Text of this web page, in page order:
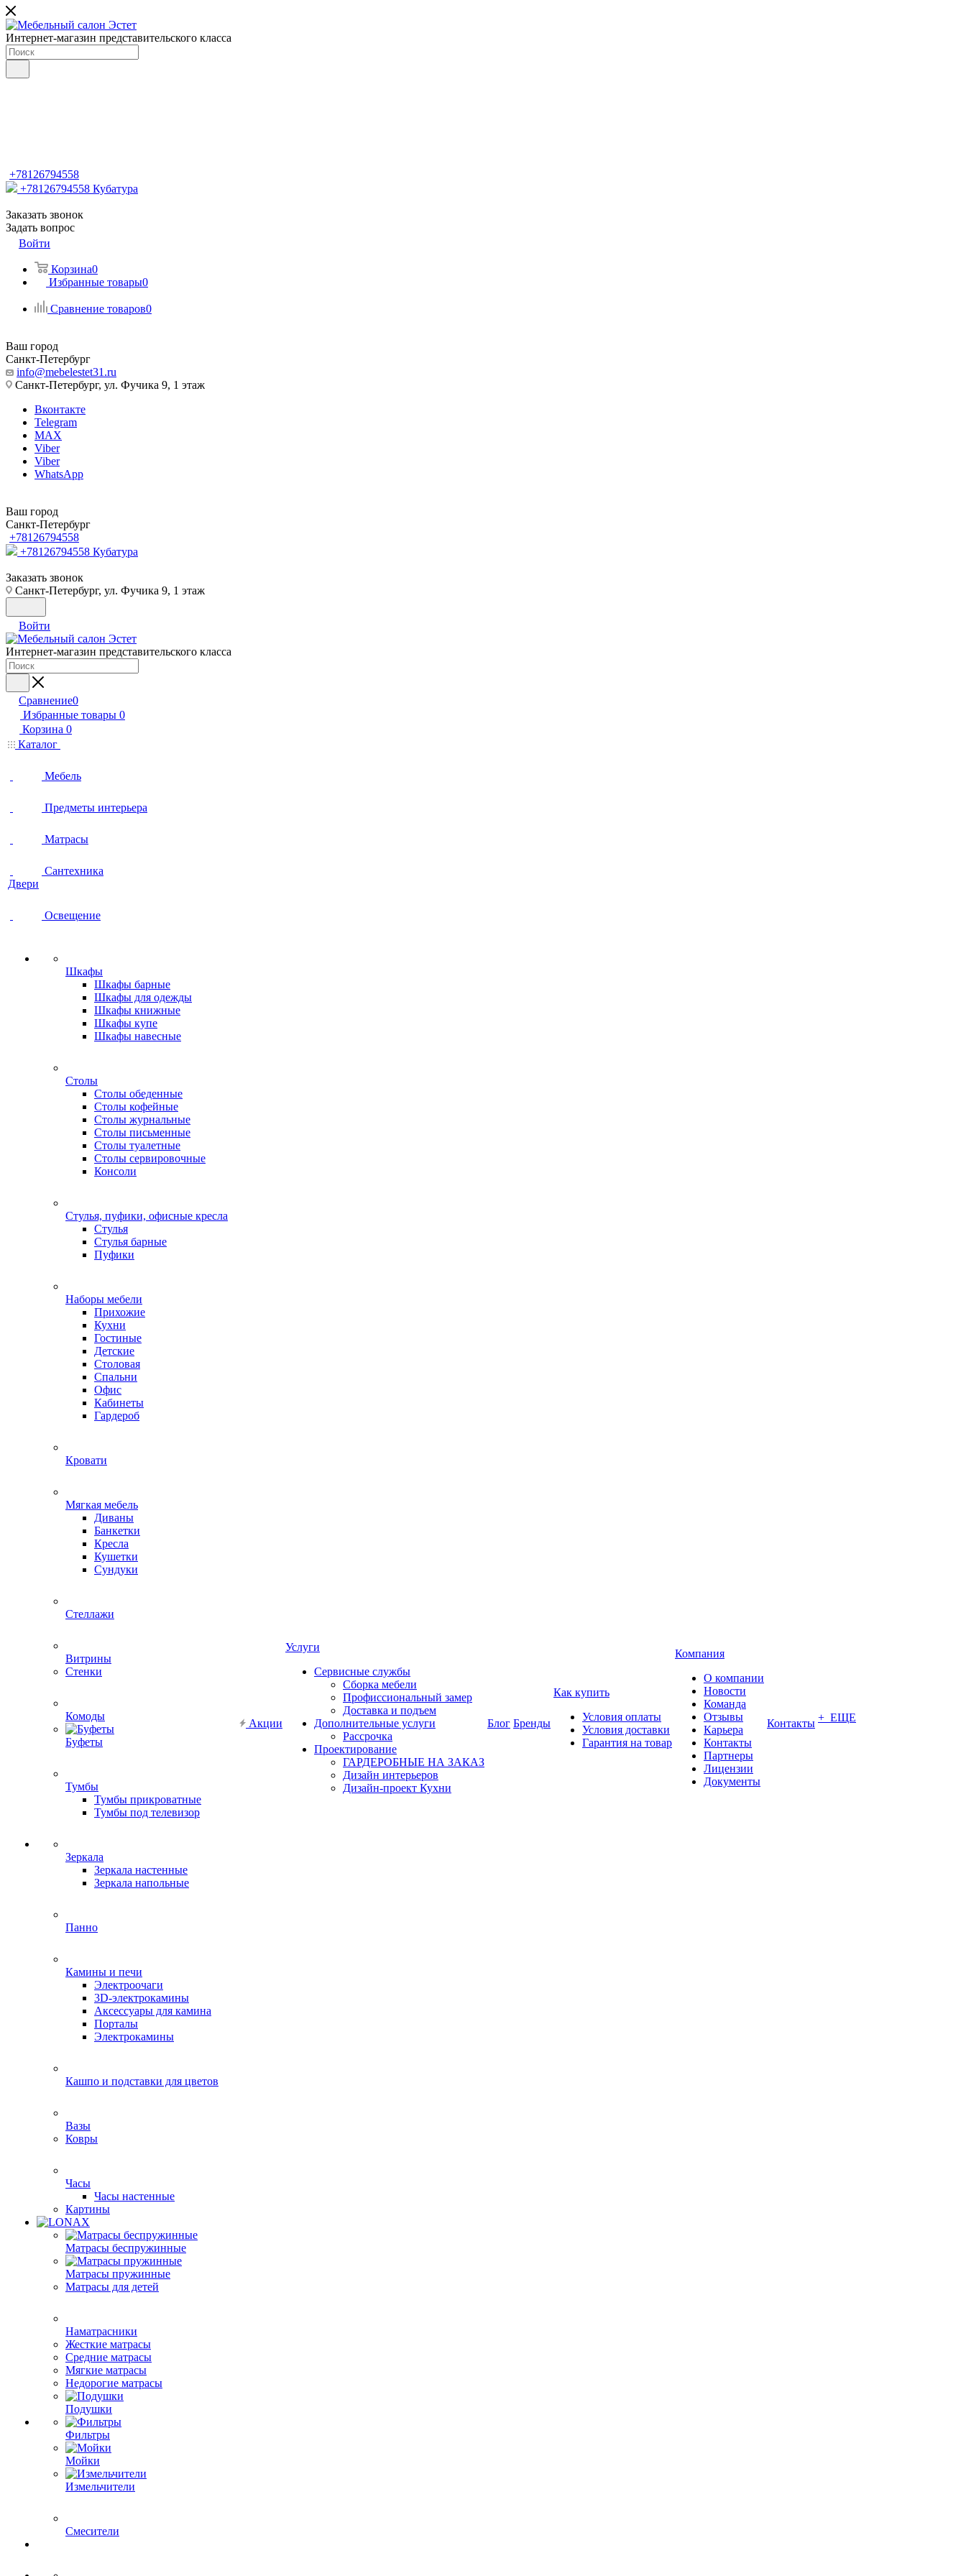
Интернет-магазин представительского класса
+78126794558
+78126794558 Кубатура
Заказать звонок
Задать вопрос
Войти
Корзина0
Избранные товары0
Сравнение товаров0
Ваш город
Санкт-Петербург
info@mebelestet31.ru
Санкт-Петербург, ул. Фучика 9, 1 этаж
Вконтакте
Telegram
MAX
Viber
Viber
WhatsApp
Ваш город
Санкт-Петербург
+78126794558
+78126794558 Кубатура
Заказать звонок
Санкт-Петербург, ул. Фучика 9, 1 этаж
Войти
Интернет-магазин представительского класса
Сравнение0
Избранные товары 0
Корзина 0
Каталог
Мебель
Предметы интерьера
Матрасы
Сантехника
Двери
Освещение
Шкафы
Шкафы барные
Шкафы для одежды
Шкафы книжные
Шкафы купе
Шкафы навесные
Столы
Столы обеденные
Столы кофейные
Столы журнальные
Столы письменные
Столы туалетные
Столы сервировочные
Консоли
Стулья, пуфики, офисные кресла
Стулья
Стулья барные
Пуфики
Наборы мебели
Прихожие
Кухни
Гостиные
Детские
Столовая
Спальни
Офис
Кабинеты
Гардероб
Кровати
Мягкая мебель
Диваны
Банкетки
Кресла
Кушетки
Сундуки
Стеллажи
Витрины
Стенки
Комоды
Буфеты
Тумбы
Тумбы прикроватные
Тумбы под телевизор
Зеркала
Зеркала настенные
Зеркала напольные
Панно
Камины и печи
Электроочаги
3D-электрокамины
Аксессуары для камина
Порталы
Электрокамины
Кашпо и подставки для цветов
Вазы
Ковры
Часы
Часы настенные
Картины
Матрасы беспружинные
Матрасы пружинные
Матрасы для детей
Наматрасники
Жесткие матрасы
Средние матрасы
Мягкие матрасы
Недорогие матрасы
Подушки
Фильтры
Мойки
Измельчители
Смесители
Акции
Услуги
Сервисные службы
Сборка мебели
Профиссиональный замер
Доставка и подъем
Дополнительные услуги
Рассрочка
Проектирование
ГАРДЕРОБНЫЕ НА ЗАКАЗ
Дизайн интерьеров
Дизайн-проект Кухни
Блог Бренды
Как купить
Условия оплаты
Условия доставки
Гарантия на товар
Компания
О компании
Новости
Команда
Отзывы
Карьера
Контакты
Партнеры
Лицензии
Документы
Контакты + ЕЩЕ